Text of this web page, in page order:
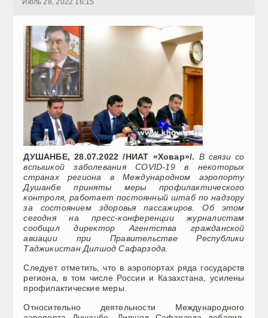
Июль 28, 2022 16:15
ДУШАНБЕ, 28.07.2022 /НИАТ «Ховар»/. В связи со
вспышкой заболевания COVID-19 в некоторых
странах региона в Международном аэропорту
Душанбе приняты меры профилактического
контроля, работает постоянный штаб по надзору
за состоянием здоровья пассажиров. Об этом
сегодня на пресс-конференции журналистам
сообщил директор Агентства гражданской
авиации при Правительстве Республики
Таджикистан Дилшод Сафарзода.
Следует отметить, что в аэропортах ряда государств
региона, в том числе России и Казахстана, усилены
профилактические меры.
Относительно деятельности Международного